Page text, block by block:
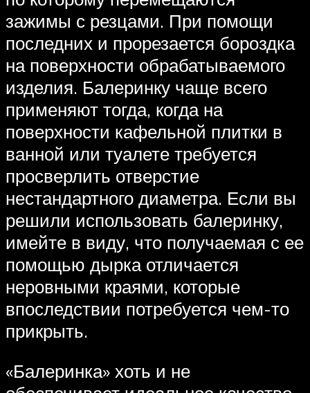
зажимы с резцами. При помощи
последних и прорезается бороздка
на поверхности обрабатываемого
изделия. Балеринку чаще всего
применяют тогда, когда на
поверхности кафельной плитки в
ванной или туалете требуется
просверлить отверстие
нестандартного диаметра. Если вы
решили использовать балеринку,
имейте в виду, что получаемая с ее
помощью дырка отличается
неровными краями, которые
впоследствии потребуется чем-то
прикрыть.
«Балеринка» хоть и не